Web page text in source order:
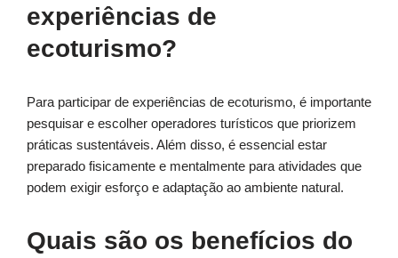
experiências de
ecoturismo?
Para participar de experiências de ecoturismo, é importante
pesquisar e escolher operadores turísticos que priorizem
práticas sustentáveis. Além disso, é essencial estar
preparado fisicamente e mentalmente para atividades que
podem exigir esforço e adaptação ao ambiente natural.
Quais são os benefícios do